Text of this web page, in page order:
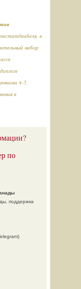
табеля, в
набор
4-5,
в
по
поддержка